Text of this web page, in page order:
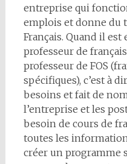
entreprise qui
emplois et donne du
Français. Quand il est
professeur de
professeur de FOS
spécifiques), c’est à
besoins et fait de
l’entreprise et les
besoin de cours de
toutes les
créer un programme